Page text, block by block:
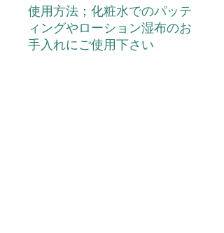
使用方法；化粧水でのパッテ
ィングやローション湿布のお
手入れにご使用下さい